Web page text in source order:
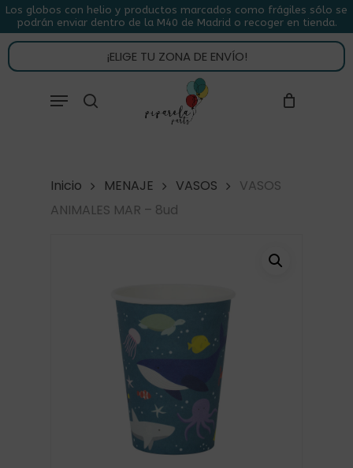
Skip
to
main
content
Los globos con helio y productos marcados como frágiles sólo se
podrán enviar dentro de la M40 de Madrid o recoger en tienda.
¡ELIGE TU ZONA DE ENVÍO!
Menu
CARRITO CLOSE
CART
Inicio MENAJE VASOS
VASOS
ANIMALES MAR – 8ud
Menu